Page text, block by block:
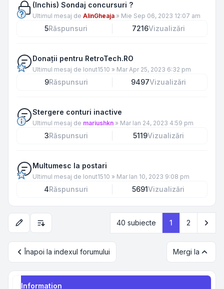
(Inchis) Sondaj concursuri ?
Ultimul mesaj de AlinGheaja » Mie Sep 06, 2023 12:07 am
5Răspunsuri 7216Vizualizări
Donații pentru RetroTech.RO
Ultimul mesaj de Ionut1510 » Mar Apr 25, 2023 6:32 pm
9Răspunsuri 9497Vizualizări
Stergere conturi inactive
Ultimul mesaj de mariushkn » Mar Ian 24, 2023 4:59 pm
3Răspunsuri 5119Vizualizări
Multumesc la postari
Ultimul mesaj de Ionut1510 » Mar Ian 10, 2023 9:08 pm
4Răspunsuri 5691Vizualizări
Opțiuni de sortare și afișare40 subiecte 1 2
Înapoi la indexul forumului Mergi la
Information